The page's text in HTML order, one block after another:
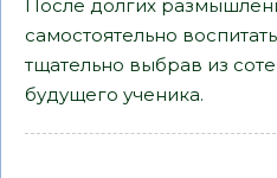
После долгих
самостоятельно
тщательно выбрав из
будущего ученика.